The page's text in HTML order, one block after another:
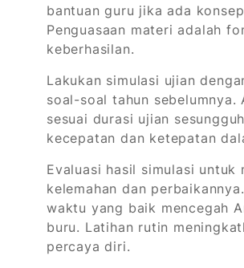
bantuan guru jika ada
Penguasaan materi adalah
keberhasilan.
Lakukan simulasi ujian
soal-soal tahun sebelumnya.
sesuai durasi ujian
kecepatan dan ketepatan
Evaluasi hasil simulasi untuk
kelemahan dan
waktu yang baik mencegah
buru. Latihan rutin
percaya diri.